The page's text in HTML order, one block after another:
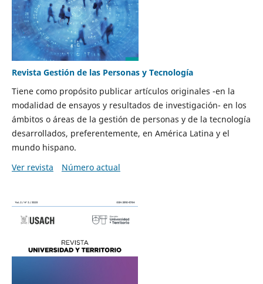
Revista Gestión de las Personas y Tecnología
Tiene como propósito publicar artículos originales -en la
modalidad de ensayos y resultados de investigación- en los
ámbitos o áreas de la gestión de personas y de la tecnología
desarrollados, preferentemente, en América Latina y el
mundo hispano.
Ver revista
Número actual